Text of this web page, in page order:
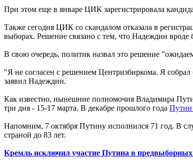
При этом еще в январе ЦИК зарегистрировала
Также сегодня ЦИК со скандалом отказала в
выборах. Решение связано с тем, что Надеждин
В свою очередь, политик назвал это решение
"Я не согласен с решением Центризбиркома. Я
заявил Надеждин.
Как известно, нынешние полномочия Владимира
три дня - 15-17 марта. В декабре прошлого года Путин
Напомним, 7 октября Путину исполнился 71 год. В
страной до 83 лет.
Кремль исключил участие Путина в предвыборных